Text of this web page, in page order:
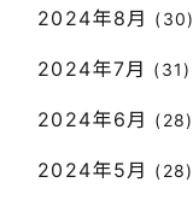
2024年8月 (30)
2024年7月 (31)
2024年6月 (28)
2024年5月 (28)